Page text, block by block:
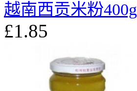
越南西贡米粉400g
£1.85